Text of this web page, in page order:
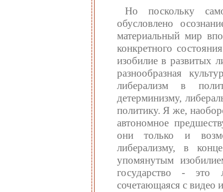
Но поскольку
обусловлено
материальный мир
конкретного
изобилие в развитых
разнообразная
либерализм в
детерминизму,
политику. Я же,
автономное
они только и
либерализму, в
упомянутым
государство - это
сочетающаяся с видео